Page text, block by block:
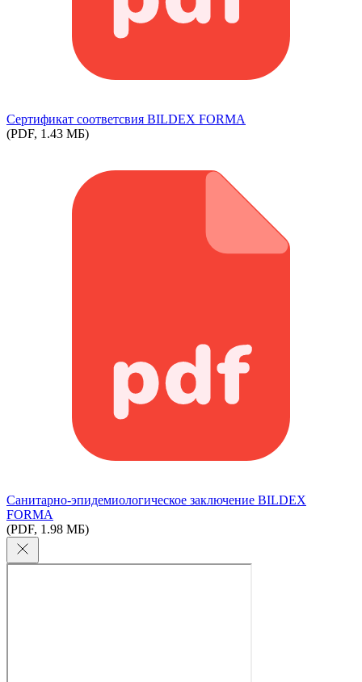
Сертификат соответсвия BILDEX FORMA
(PDF, 1.43 МБ)
Cанитарно-эпидемиологическое заключение BILDEX
FORMA
(PDF, 1.98 МБ)